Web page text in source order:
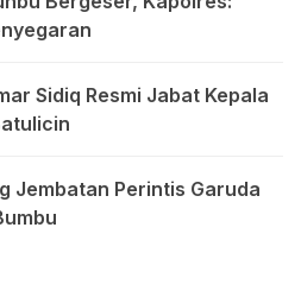
Sidiq Resmi Jabat Kepala
Jembatan Perintis Garuda